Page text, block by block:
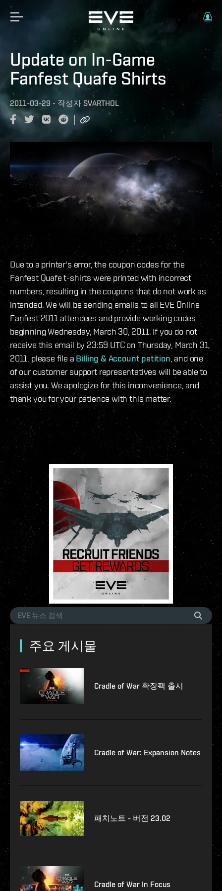
Update on In-Game
Fanfest Quafe Shirts
2011-03-29 - 작성자 SVARTHOL
Due to a printer's error, the coupon codes for the
Fanfest Quafe t-shirts were printed with incorrect
numbers, resulting in the coupons that do not work as
intended. We will be sending emails to all EVE Online
Fanfest 2011 attendees and provide working codes
beginning Wednesday, March 30, 2011. If you do not
receive this email by 23:59 UTC on Thursday, March 31,
2011, please file aBilling & Account petition, and one
of our customer support representatives will be able to
assist you. We apologize for this inconvenience, and
thank you for your patience with this matter.
주요 게시물
Cradle of War 확장팩 출시
Cradle of War: Expansion Notes
패치노트 - 버전 23.02
Cradle of War In Focus